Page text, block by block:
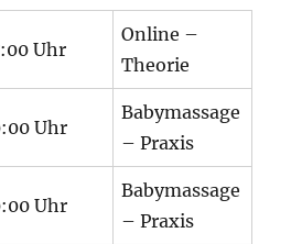
Uhr
Online –
Theorie
Uhr
Babymassage
– Praxis
Uhr
Babymassage
– Praxis